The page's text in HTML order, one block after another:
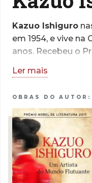
Kazuo Ishiguro
em 1954, e vive na
anos. Recebeu o
cinquenta línguas.
grau de Oficial da
a condecoração
Ordem das Artes e
Kazuo Ishiguro
esporadicamente
cinema. O
Living valeu-lhe,
Ler mais
OBRAS DO AUTOR: